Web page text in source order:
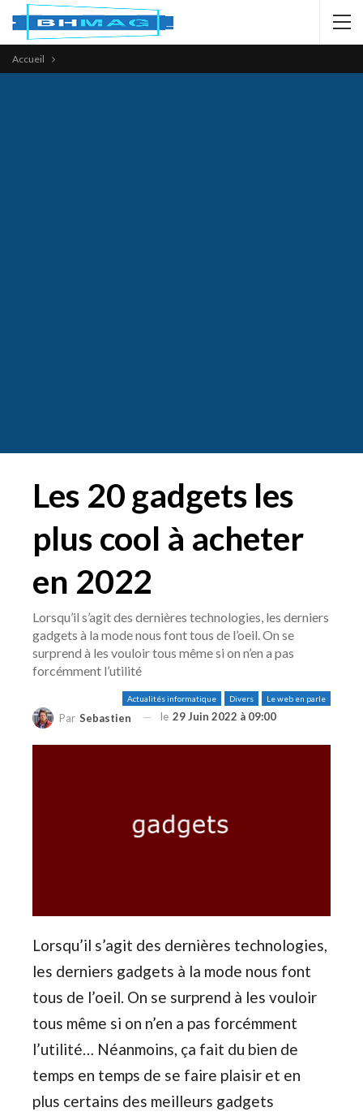
Accueil
Les 20 gadgets les
plus cool à acheter
en 2022
Lorsqu’il s’agit des dernières technologies, les derniers
gadgets à la mode nous font tous de l’oeil. On se
surprend à les vouloir tous même si on n’en a pas
forcémment l’utilité
Actualités informatique Divers Le web en parle
Par Sebastien le 29 Juin 2022 à 09:00
Lorsqu’il s’agit des dernières technologies,
les derniers gadgets à la mode nous font
tous de l’oeil. On se surprend à les vouloir
tous même si on n’en a pas forcémment
l’utilité… Néanmoins, ça fait du bien de
temps en temps de se faire plaisir et en
plus certains des meilleurs gadgets